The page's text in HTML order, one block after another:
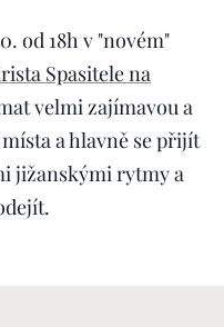
od 18h v "novém"
Spasitele na
velmi zajímavou a
a hlavně se přijít
jižanskými rytmy a